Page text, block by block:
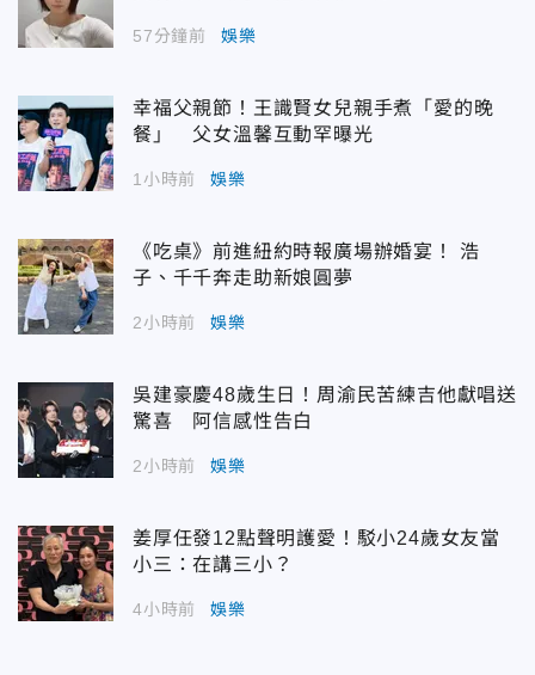
57分鐘前 娛樂
幸福父親節！王識賢女兒親手煮「愛的晚
餐」 父女溫馨互動罕曝光
1小時前 娛樂
《吃桌》前進紐約時報廣場辦婚宴！ 浩
子、千千奔走助新娘圓夢
2小時前 娛樂
吳建豪慶48歲生日！周渝民苦練吉他獻唱送
驚喜 阿信感性告白
2小時前 娛樂
姜厚任發12點聲明護愛！駁小24歲女友當
小三：在講三小？
4小時前 娛樂